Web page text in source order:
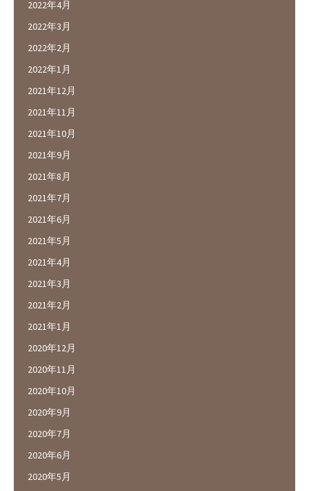
2022年4月
2022年3月
2022年2月
2022年1月
2021年12月
2021年11月
2021年10月
2021年9月
2021年8月
2021年7月
2021年6月
2021年5月
2021年4月
2021年3月
2021年2月
2021年1月
2020年12月
2020年11月
2020年10月
2020年9月
2020年7月
2020年6月
2020年5月